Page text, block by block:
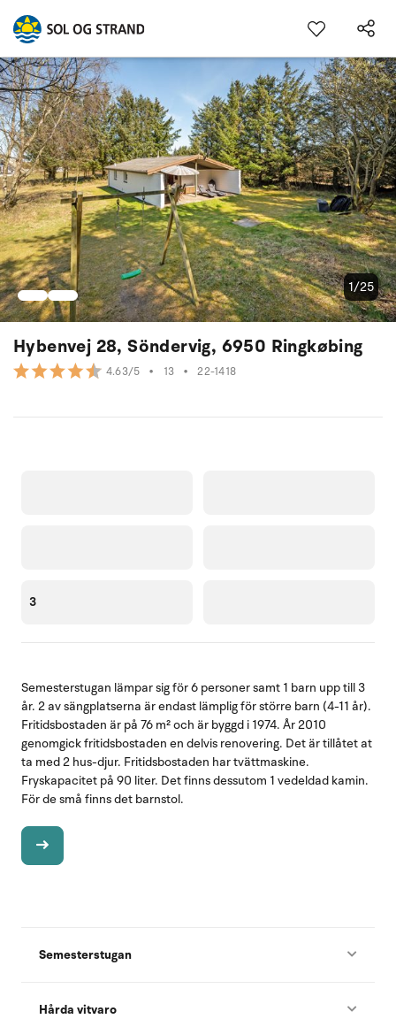
Hybenvej 28, Söndervig, 6950 Ringkøbing
4.63/5 • 13 • 22-1418
1/25
3
Semesterstugan lämpar sig för 6 personer samt 1 barn upp till 3
år. 2 av sängplatserna är endast lämplig för större barn (4-11 år).
Fritidsbostaden är på 76 m² och är byggd i 1974. År 2010
genomgick fritidsbostaden en delvis renovering. Det är tillåtet at
ta med 2 hus-djur. Fritidsbostaden har tvättmaskine.
Fryskapacitet på 90 liter. Det finns dessutom 1 vedeldad kamin.
För de små finns det barnstol.
Semesterstugan
Hårda vitvaro